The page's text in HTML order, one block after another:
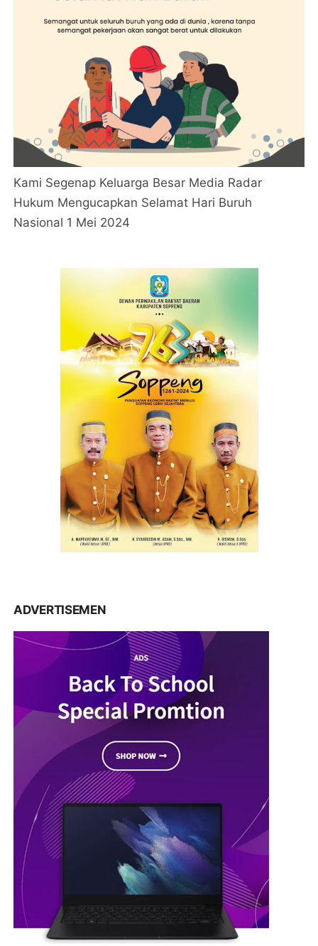
Kami Segenap Keluarga Besar Media Radar
Hukum Mengucapkan Selamat Hari Buruh
Nasional 1 Mei 2024
ADVERTISEMEN